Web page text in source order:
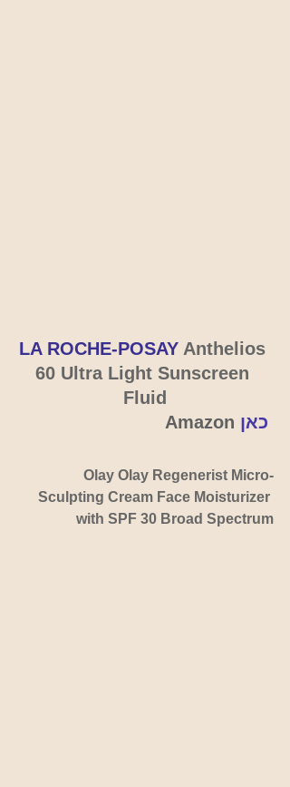
LA ROCHE-POSAY Anthelios
60 Ultra Light Sunscreen
Fluid
Amazon כאן
Olay Olay Regenerist Micro-
Sculpting Cream Face Moisturizer
with SPF 30 Broad Spectrum